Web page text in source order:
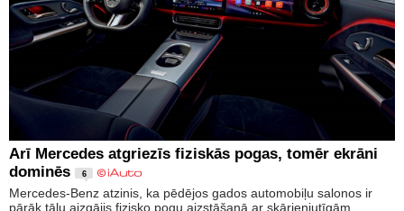
Arī Mercedes atgriezīs fiziskās pogas, tomēr ekrāni
dominēs
6
Mercedes-Benz atzinis, ka pēdējos gados automobiļu salonos ir
pārāk tālu aizgājis fizisko pogu aizstāšanā ar skārienjutīgām